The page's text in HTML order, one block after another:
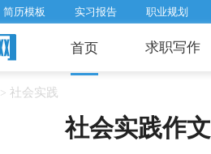
简历模板 实习报告 职业规划
首页 求职写作
> 社会实践
社会实践作文